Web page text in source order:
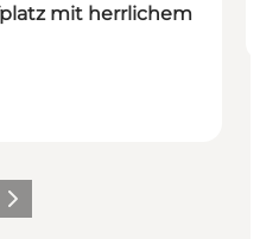
mit herrlichem
Weiter